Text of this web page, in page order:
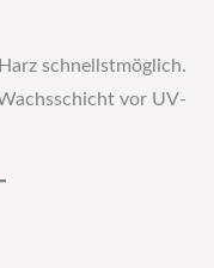
schnellstmöglich.
vor UV-